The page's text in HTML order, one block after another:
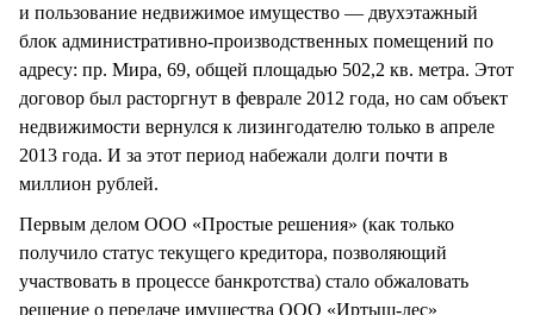
и пользование недвижимое имущество — двухэтажный
блок административно-производственных помещений по
адресу: пр. Мира, 69, общей площадью 502,2 кв. метра. Этот
договор был расторгнут в феврале 2012 года, но сам объект
недвижимости вернулся к лизингодателю только в апреле
2013 года. И за этот период набежали долги почти в
миллион рублей.
Первым делом ООО «Простые решения» (как только
получило статус текущего кредитора, позволяющий
участвовать в процессе банкротства) стало обжаловать
решение о передаче имущества ООО «Иртыш-лес»